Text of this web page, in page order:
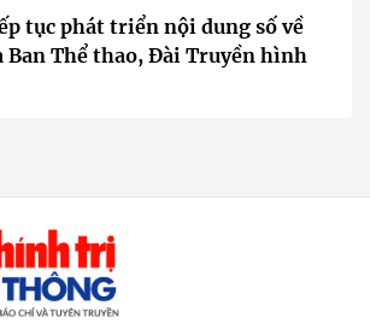
tục phát triển nội dung số về
Ban Thể thao, Đài Truyền hình